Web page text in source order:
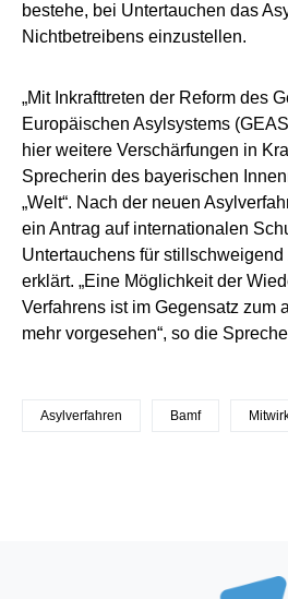
bestehe, bei Untertauchen das
Nichtbetreibens einzustellen.
„Mit Inkrafttreten der Reform des
Europäischen Asylsystems
hier weitere Verschärfungen in
Sprecherin des bayerischen
„Welt“. Nach der neuen
ein Antrag auf internationalen
Untertauchens für
erklärt. „Eine Möglichkeit der
Verfahrens ist im Gegensatz zum
mehr vorgesehen“, so die
Asylverfahren Bamf